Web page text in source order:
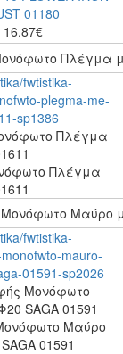
16.87€
Πλέγμα
Πλέγμα
Μαύρο
Μαύρο
01591